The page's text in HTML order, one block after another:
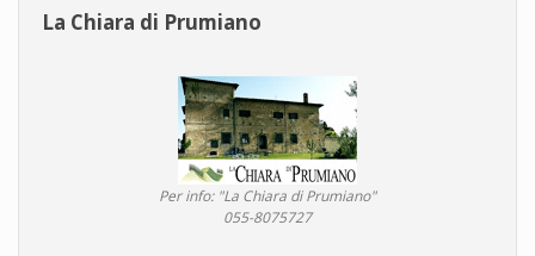
La Chiara di Prumiano
Per info: "La Chiara di Prumiano"
055-8075727